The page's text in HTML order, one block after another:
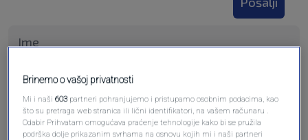
Pošalji komentar
Brinemo o vašoj privatnosti
Mi i naši603 partneri pohranjujemo i pristupamo osobnim podacima, kao
što su pretraga web stranica ili lični identifikatori, na vašem računaru .
Odabir Prihvatam omogućava praćenje tehnologije kako bi se pružila
podrška dolje prikazanim svrhama na osnovu kojih mi i naši partneri